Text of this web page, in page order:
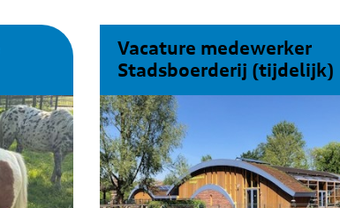
Vacature medewerker
Stadsboerderij (tijdelijk)